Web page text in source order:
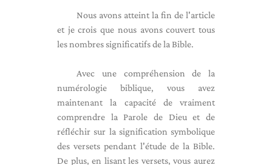
Nous avons atteint la fin de l'article
et je crois que nous avons couvert tous
les nombres significatifs de la Bible.
Avec une compréhension de la
numérologie biblique, vous avez
maintenant la capacité de vraiment
comprendre la Parole de Dieu et de
réfléchir sur la signification symbolique
des versets pendant l'étude de la Bible.
De plus, en lisant les versets, vous aurez